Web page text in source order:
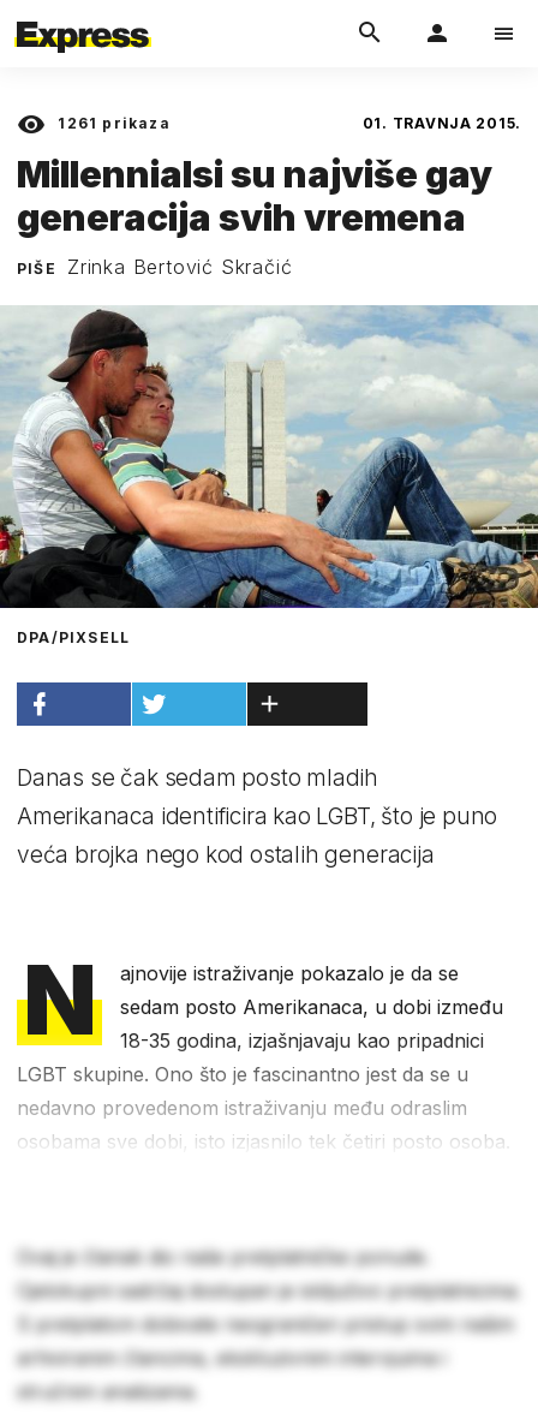
1261 prikaza 01. TRAVNJA 2015.
Millennialsi su najviše gay
generacija svih vremena
PIŠE Zrinka Bertović Skračić
DPA/PIXSELL
Danas se čak sedam posto mladih
Amerikanaca identificira kao LGBT, što je puno
veća brojka nego kod ostalih generacija
N
ajnovije istraživanje pokazalo je da se
sedam posto Amerikanaca, u dobi između
18-35 godina, izjašnjavaju kao pripadnici
LGBT skupine. Ono što je fascinantno jest da se u
nedavno provedenom istraživanju među odraslim
osobama sve dobi, isto izjasnilo tek četiri posto osoba.
Ovaj je članak dio naše pretplatničke ponude.
Cjelokupni sadržaj dostupan je isključivo pretplatnicima.
S pretplatom dobivate neograničen pristup svim našim
arhiviranim člancima, ekskluzivnim intervjuima i
stručnim analizama.